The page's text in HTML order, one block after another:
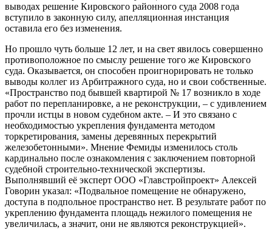
выводах решение Кировского районного суда 2008 года
вступило в законную силу, апелляционная инстанция
оставила его без изменения.
Но прошло чуть больше 12 лет, и на свет явилось совершенно
противоположное по смыслу решение того же Кировского
суда. Оказывается, он способен проигнорировать не только
выводы коллег из Арбитражного суда, но и свои собственные.
«Пространство под бывшей квартирой № 17 возникло в ходе
работ по перепланировке, а не реконструкции, – с удивлением
прочли истцы в новом судебном акте. – И это связано с
необходимостью укрепления фундамента методом
торкретирования, замены деревянных перекрытий
железобетонными». Мнение Фемиды изменилось столь
кардинально после ознакомления с заключением повторной
судебной строительно-технической экспертизы.
Выполнявший её эксперт ООО «Главстройпроект» Алексей
Говорин указал: «Подвальное помещение не обнаружено,
доступа в подпольное пространство нет. В результате работ по
укреплению фундамента площадь нежилого помещения не
увеличилась, а значит, они не являются реконструкцией».